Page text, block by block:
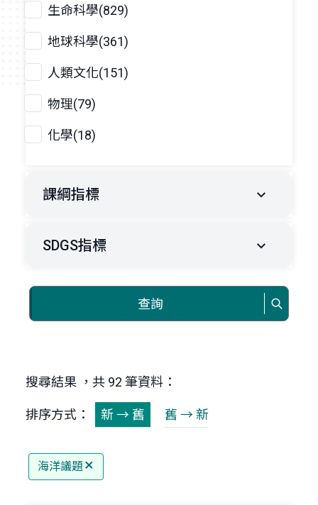
生命科學(829)
地球科學(361)
人類文化(151)
物理(79)
化學(18)
課綱指標
SDGS指標
查詢
搜尋結果 ，共 92 筆資料：
排序方式： 新 → 舊 舊 → 新
海洋議題